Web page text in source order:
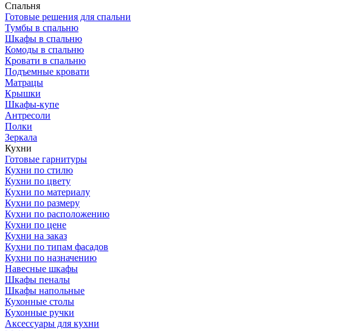
Спальня
Готовые решения для спальни
Тумбы в спальню
Шкафы в спальню
Комоды в спальню
Кровати в спальню
Подъемные кровати
Матрацы
Крышки
Шкафы-купе
Антресоли
Полки
Зеркала
Кухни
Готовые гарнитуры
Кухни по стилю
Кухни по цвету
Кухни по материалу
Кухни по размеру
Кухни по расположению
Кухни по цене
Кухни на заказ
Кухни по типам фасадов
Кухни по назначению
Навесные шкафы
Шкафы пеналы
Шкафы напольные
Кухонные столы
Кухонные ручки
Аксессуары для кухни